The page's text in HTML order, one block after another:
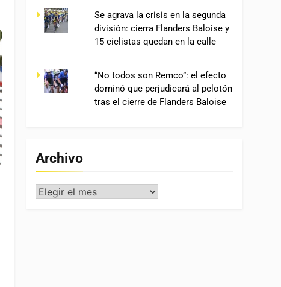
Se agrava la crisis en la segunda
división: cierra Flanders Baloise y
15 ciclistas quedan en la calle
“No todos son Remco”: el efecto
dominó que perjudicará al pelotón
tras el cierre de Flanders Baloise
Archivo
Archivo